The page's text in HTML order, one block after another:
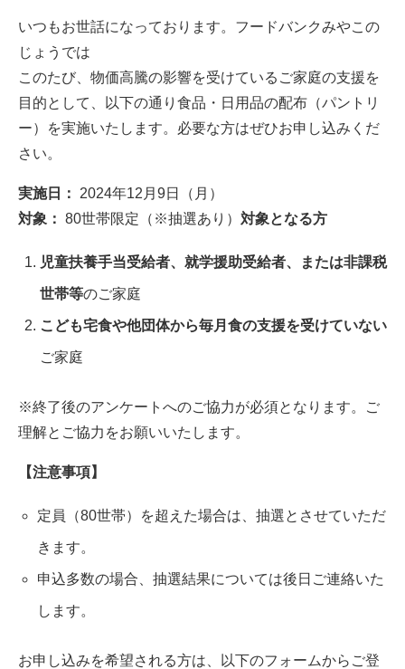
いつもお世話になっております。フードバンクみやこの
じょうでは
このたび、物価高騰の影響を受けているご家庭の支援を
目的として、以下の通り食品・日用品の配布（パントリ
ー）を実施いたします。必要な方はぜひお申し込みくだ
さい。
実施日：
2024年12月9日（月）
対象： 80世帯限定（※抽選あり） 対象となる方
児童扶養手当受給者、就学援助受給者、または非課税
世帯等のご家庭
こども宅食や他団体から毎月食の支援を受けていない
ご家庭
※終了後のアンケートへのご協力が必須となります。ご
理解とご協力をお願いいたします。
【注意事項】
定員（80世帯）を超えた場合は、抽選とさせていただ
きます。
申込多数の場合、抽選結果については後日ご連絡いた
します。
お申し込みを希望される方は、以下のフォームからご登